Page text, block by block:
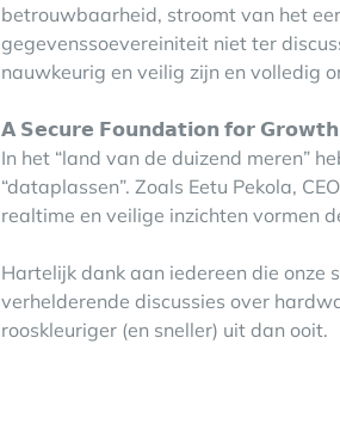
betrouwbaarheid, stroomt van het
gegevenssoevereiniteit niet ter
nauwkeurig en veilig zijn en volledig
𝗔 𝗦𝗲𝗰𝘂𝗿𝗲 𝗙𝗼𝘂𝗻𝗱𝗮𝘁𝗶𝗼𝗻 𝗳𝗼𝗿 𝗚𝗿𝗼𝘄𝘁𝗵
In het “land van de duizend meren”
“dataplassen”. Zoals Eetu Pekola,
realtime en veilige inzichten vormen
Hartelijk dank aan iedereen die onze
verhelderende discussies over
rooskleuriger (en sneller) uit dan ooit.